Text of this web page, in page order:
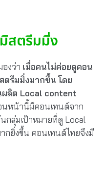
สตรีมมิ่ง
งว่า เมื่อคนไม่ค่อยดูคอน
ตรีมมิ่งมากขึ้น โดย
ผลิต Local content
นหน้านี้มีคอนเทนต์จาก
กลุ่มเป้าหมายที่ดู Local
กยิ่งขึ้น คอนเทนต์ไทยจึงมี